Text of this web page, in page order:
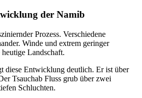
der Namib
Prozess. Verschiedene
Winde und extrem geringer
Landschaft.
diese Entwicklung deutlich. Er ist über
Tsauchab Fluss grub über zwei
Schluchten.